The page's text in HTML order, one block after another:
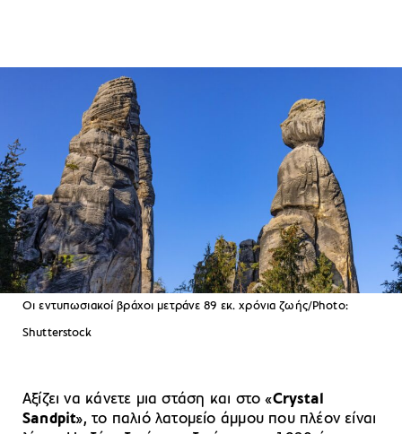
Οι εντυπωσιακοί βράχοι μετράνε 89 εκ. χρόνια ζωής/Photo:
Shutterstock
Αξίζει να κάνετε μια στάση και στο «Crystal
Sandpit», το παλιό λατομείο άμμου που πλέον είναι